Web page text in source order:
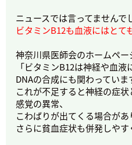
ニュースでは言ってませんで
ビタミンB12も血液にはとて
神奈川県医師会のホームペー
「ビタミンB12は神経や血液
DNAの合成にも関わっていま
これが不足すると神経の症
感覚の異常、
こわばりが出てくる場合があ
さらに貧血症状も併発しやす